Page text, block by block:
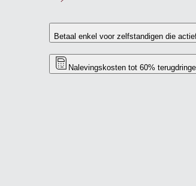
Betaal enkel voor zelfstandigen die
Nalevingskosten tot 60%